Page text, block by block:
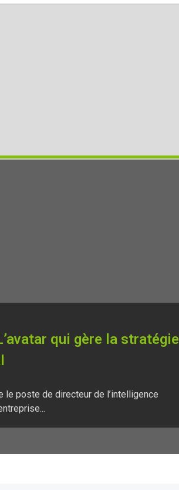
qui gère la stratégie
le poste de directeur de l’intelligence